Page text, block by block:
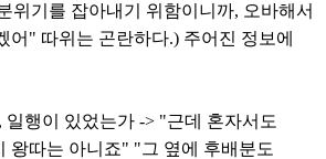
위기를 잡아내기 위함이니까, 오바해서
어" 따위는 곤란하다.) 주어진 정보에
일행이 있었는가 -> "근데 혼자서도
왕따는 아니죠" "그 옆에 후배분도